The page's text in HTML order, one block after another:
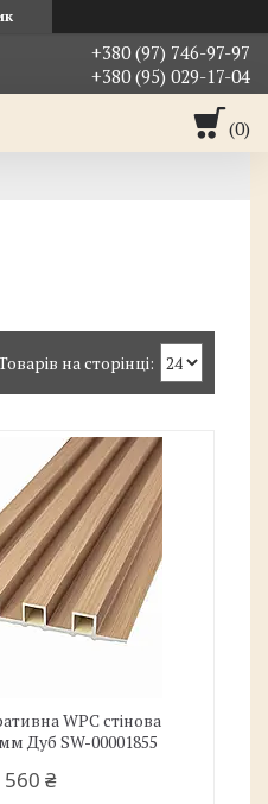
+380 (97) 746-97-97
+380 (95) 029-17-04
WPC стінова
Дуб SW-00001855
560 ₴